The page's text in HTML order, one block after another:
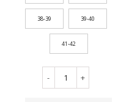
38-39 39-40
41-42
- +